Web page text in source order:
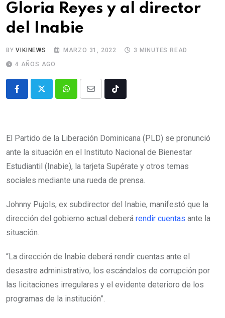
Gloria Reyes y al director
del Inabie
BYVIKINEWS MARZO 31, 2022
3 MINUTES READ
4 AÑOS AGO
El Partido de la Liberación Dominicana (PLD) se pronunció
ante la situación en el Instituto Nacional de Bienestar
Estudiantil (Inabie), la tarjeta Supérate y otros temas
sociales mediante una rueda de prensa.
Johnny Pujols, ex subdirector del Inabie, manifestó que la
dirección del gobierno actual deberá rendir cuentas ante la
situación.
“La dirección de Inabie deberá rendir cuentas ante el
desastre administrativo, los escándalos de corrupción por
las licitaciones irregulares y el evidente deterioro de los
programas de la institución”.